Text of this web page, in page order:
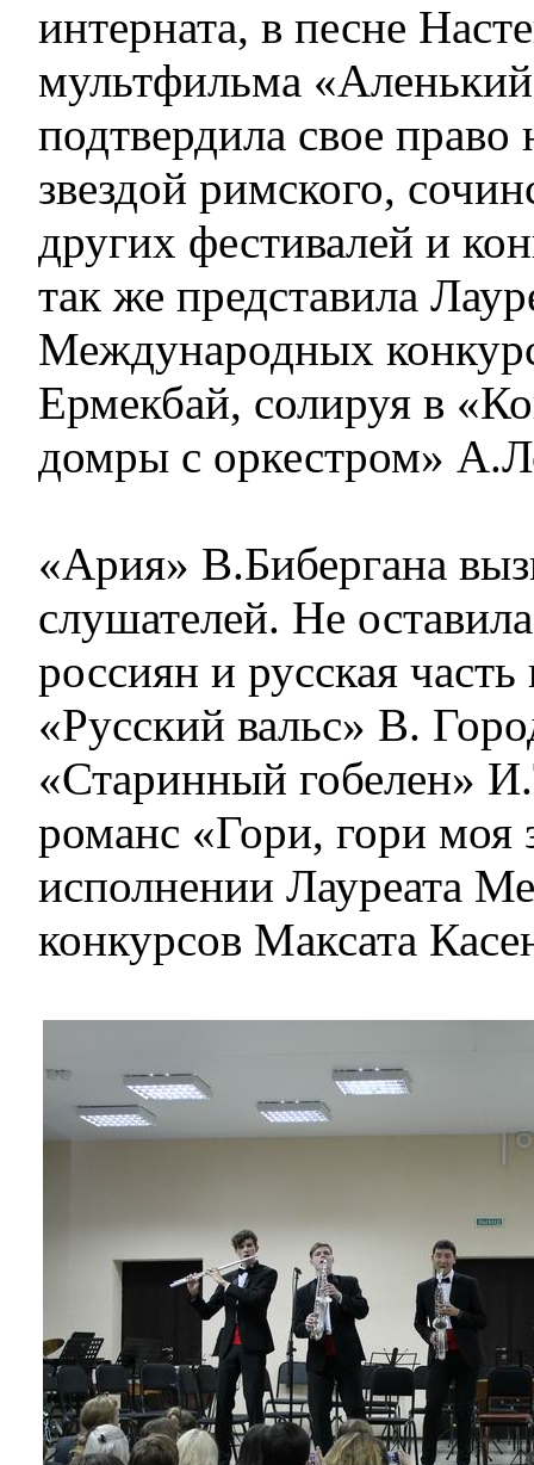
интерната, в песне
мультфильма
подтвердила свое право
звездой римского,
других фестивалей и
так же представила
Международных
Ермекбай, солируя в
домры с оркестром»
«Ария» В.Бибергана
слушателей. Не
россиян и русская часть
«Русский вальс» В.
«Старинный гобелен»
романс «Гори, гори моя
исполнении Лауреата
конкурсов Максата